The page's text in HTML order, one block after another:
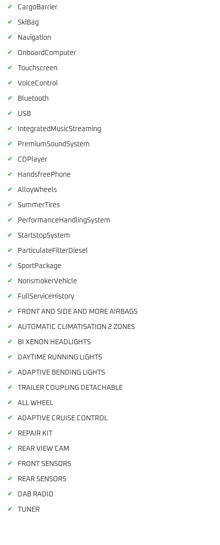
✔ CargoBarrier
✔ SkiBag
✔ Navigation
✔ OnboardComputer
✔ Touchscreen
✔ VoiceControl
✔ Bluetooth
✔ USB
✔ IntegratedMusicStreaming
✔ PremiumSoundSystem
✔ CDPlayer
✔ HandsfreePhone
✔ AlloyWheels
✔ SummerTires
✔ PerformanceHandlingSystem
✔ StartstopSystem
✔ ParticulateFilterDiesel
✔ SportPackage
✔ NonsmokerVehicle
✔ FullServiceHistory
✔ FRONT AND SIDE AND MORE AIRBAGS
✔ AUTOMATIC CLIMATISATION 2 ZONES
✔ BI XENON HEADLIGHTS
✔ DAYTIME RUNNING LIGHTS
✔ ADAPTIVE BENDING LIGHTS
✔ TRAILER COUPLING DETACHABLE
✔ ALL WHEEL
✔ ADAPTIVE CRUISE CONTROL
✔ REPAIR KIT
✔ REAR VIEW CAM
✔ FRONT SENSORS
✔ REAR SENSORS
✔ DAB RADIO
✔ TUNER